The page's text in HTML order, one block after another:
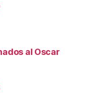
al Oscar